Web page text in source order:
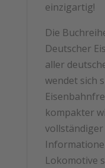
einzigartig!
Die
Deutscher
aller
wendet sich
kompakter
Lokomotive